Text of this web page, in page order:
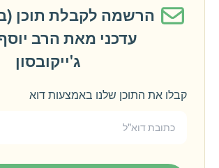
הרשמה לקבלת תוכן
עדכני מאת הרב
ג'ייקובסון
קבלו את התוכן שלנו באמצעות דוא